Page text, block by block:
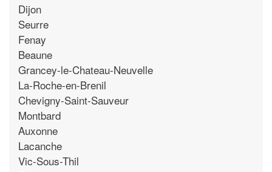
Dijon
Seurre
Fenay
Beaune
Grancey-le-Chateau-Neuvelle
La-Roche-en-Brenil
Chevigny-Saint-Sauveur
Montbard
Auxonne
Lacanche
Vic-Sous-Thil